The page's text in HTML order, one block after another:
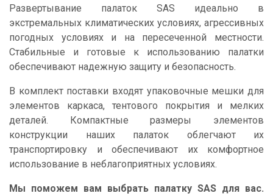
Развертывание палаток SAS идеально в
экстремальных климатических условиях, агрессивных
погодных условиях и на пересеченной местности.
Стабильные и готовые к использованию палатки
обеспечивают надежную защиту и безопасность.
В комплект поставки входят упаковочные мешки для
элементов каркаса, тентового покрытия и мелких
деталей. Компактные размеры элементов
конструкции наших палаток облегчают их
транспортировку и обеспечивают их комфортное
использование в неблагоприятных условиях.
Мы поможем вам выбрать палатку SAS для вас.